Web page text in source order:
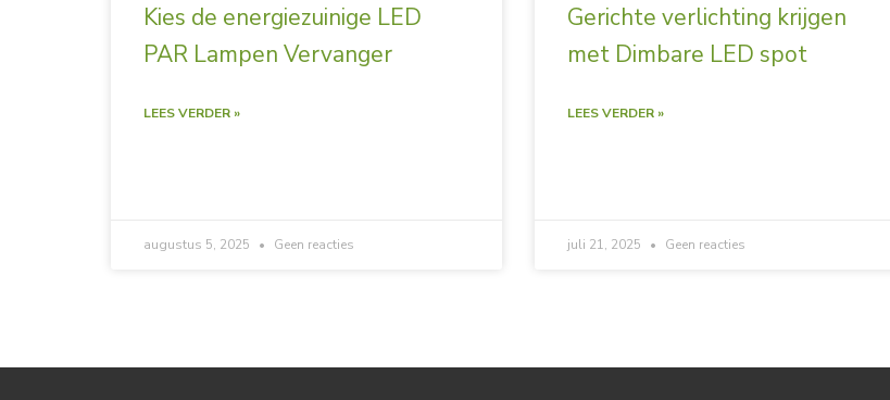
Kies de energiezuinige LED
PAR Lampen Vervanger
LEES VERDER »
augustus 5, 2025 Geen reacties
Gerichte verlichting krijgen
met Dimbare LED spot
LEES VERDER »
juli 21, 2025 Geen reacties